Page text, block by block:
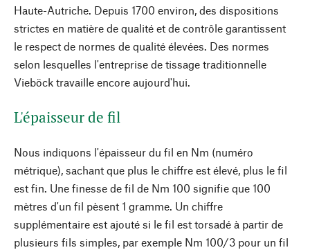
Haute-Autriche. Depuis 1700 environ, des dispositions
strictes en matière de qualité et de contrôle garantissent
le respect de normes de qualité élevées. Des normes
selon lesquelles l'entreprise de tissage traditionnelle
Vieböck travaille encore aujourd'hui.
L'épaisseur de fil
Nous indiquons l'épaisseur du fil en Nm (numéro
métrique), sachant que plus le chiffre est élevé, plus le fil
est fin. Une finesse de fil de Nm 100 signifie que 100
mètres d'un fil pèsent 1 gramme. Un chiffre
supplémentaire est ajouté si le fil est torsadé à partir de
plusieurs fils simples, par exemple Nm 100/3 pour un fil